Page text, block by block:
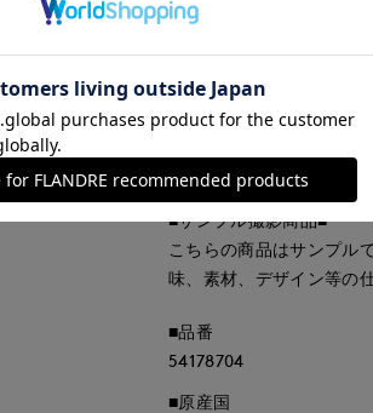
デイリーユースで大活
感のあるサイジングで
わつかないから羽織りア
・水洗い可
■サンプル撮影商品■
こちらの商品はサンプル
味、素材、デザイン等の
■品番
54178704
■原産国